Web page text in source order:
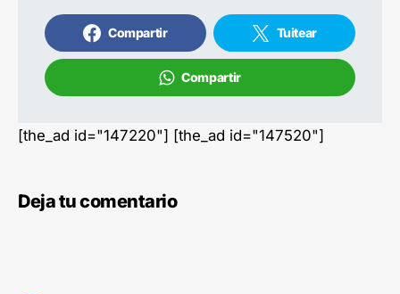
Compartir Tuitear
Compartir
[the_ad id="147220"] [the_ad id="147520"]
Deja tu comentario